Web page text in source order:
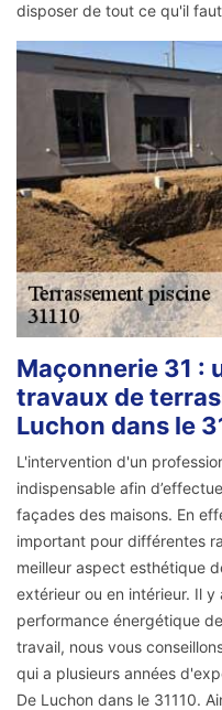
disposer de tout ce qu'il
Maçonnerie 31 :
travaux de
Luchon dans le
L'intervention d'un
indispensable afin
façades des maisons. En
important pour différentes
meilleur aspect esthétique
extérieur ou en intérieur. Il y
performance énergétique
travail, nous vous
qui a plusieurs années
De Luchon dans le 31110.